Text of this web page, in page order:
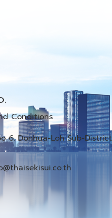
Conditions
Donhua-Loh Sub-